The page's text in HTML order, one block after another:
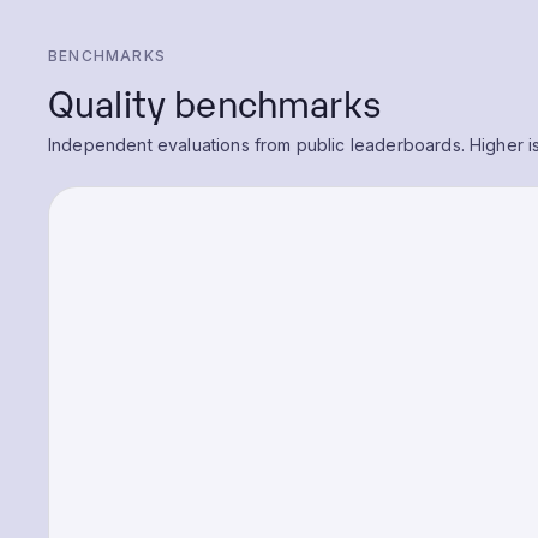
BENCHMARKS
Quality benchmarks
Independent evaluations from public leaderboards. Higher